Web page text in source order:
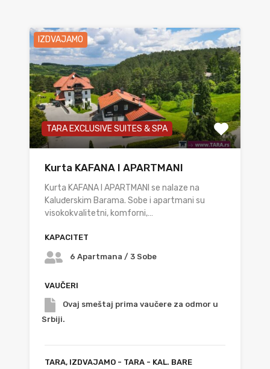
IZDVAJAMO
TARA EXCLUSIVE SUITES & SPA
Kurta KAFANA I APARTMANI
Kurta KAFANA I APARTMANI se nalaze na
Kaluđerskim Barama. Sobe i apartmani su
visokokvalitetni, komforni,…
KAPACITET
6 Apartmana / 3 Sobe
VAUČERI
Ovaj smeštaj prima vaučere za odmor u
Srbiji.
TARA, IZDVAJAMO - TARA - KAL. BARE